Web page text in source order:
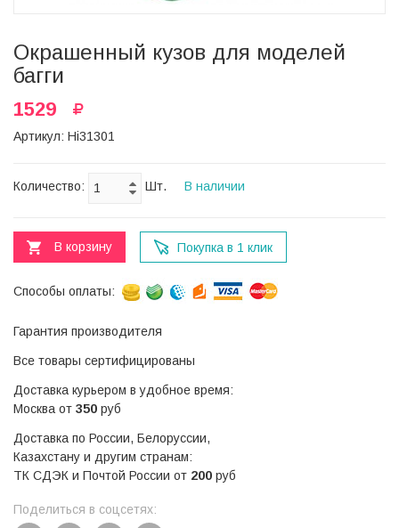
Окрашенный кузов для моделей
багги
1529
Артикул: Hi31301
Количество: Шт. В наличии
В корзину Покупка в 1 клик
Способы оплаты:
Гарантия производителя
Все товары сертифицированы
Доставка курьером в удобное время:
Москва от 350 руб
Доставка по России, Белоруссии,
Казахстану и другим странам:
ТК СДЭК и Почтой России от 200 руб
Поделиться в соцсетях: